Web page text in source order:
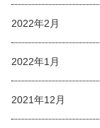
2022年2月
2022年1月
2021年12月